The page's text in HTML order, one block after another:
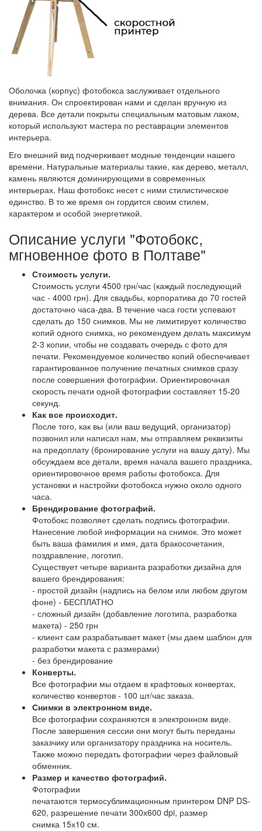
Оболочка (корпус) фотобокса заслуживает отдельного
внимания. Он спроектирован нами и сделан вручную из
дерева. Все детали покрыты специальным матовым лаком,
который используют мастера по реставрации элементов
интерьера.
Его внешний вид подчеркивает модные тенденции нашего
времени. Натуральные материалы такие, как дерево, металл,
камень являются доминирующими в современных
интерьерах. Наш фотобокс несет с ними стилистическое
единство. В то же время он гордится своим стилем,
характером и особой энергетикой.
Описание услуги "Фотобокс,
мгновенное фото в Полтаве"
Стоимость услуги.
Стоимость услуги 4500 грн/час (каждый последующий
час - 4000 грн). Для свадьбы, корпоратива до 70 гостей
достаточно часа-два. В течение часа гости успевают
сделать до 150 снимков. Мы не лимитирует количество
копий одного снимка, но рекомендуем делать максимум
2-3 копии, чтобы не создавать очередь с фото для
печати. Рекомендуемое количество копий обеспечивает
гарантированное получение печатных снимков сразу
после совершения фотографии. Ориентировочная
скорость печати одной фотографии составляет 15-20
секунд.
Как все происходит.
После того, как вы (или ваш ведущий, организатор)
позвонил или написал нам, мы отправляем реквизиты
на предоплату (бронирование услуги на вашу дату). Мы
обсуждаем все детали, время начала вашего праздника,
ориентировочное время работы фотобокса. Для
установки и настройки фотобокса нужно около одного
часа.
Брендирование фотографий.
Фотобокс позволяет сделать подпись фотографии.
Нанесение любой информации на снимок. Это может
быть ваша фамилия и имя, дата бракосочетания,
поздравление, логотип.
Существует четыре варианта разработки дизайна для
вашего брендирования:
- простой дизайн (надпись на белом или любом другом
фоне) - БЕСПЛАТНО
- сложный дизайн (добавление логотипа, разработка
макета) - 250 грн
- клиент сам разрабатывает макет (мы даем шаблон для
разработки макета с размерами)
- без брендирование
Конверты.
Все фотографии мы отдаем в крафтовых конвертах,
количество конвертов - 100 шт/час заказа.
Снимки в электронном виде.
Все фотографии сохраняются в электронном виде.
После завершения сессии они могут быть переданы
заказчику или организатору праздника на носитель.
Также можно передать фотографии через файловый
обменник.
Размер и качество фотографий.
Фотографии
печатаются термосублимационным принтером DNP DS-
620, разрешение печати 300х600 dpi, размер
снимка 15х10 см.